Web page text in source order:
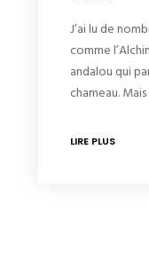
J’ai lu de
comme
andalou qui
chameau.
LIRE PLUS